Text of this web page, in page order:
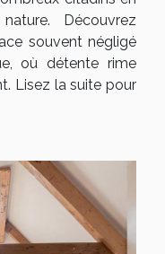
Découvrez
souvent négligé
où détente rime
Lisez la suite pour